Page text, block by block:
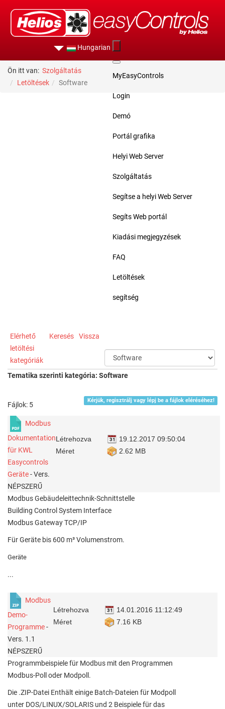
MyEasyControls
Login
Demó
Portál grafika
Helyi Web Server
Szolgáltatás
Segítse a helyi Web Server
Segíts Web portál
Kiadási megjegyzések
FAQ
Letöltések
segítség
Hungarian
Ön itt van: Szolgáltatás
Letöltések
Software
Elérhető
letöltési
kategóriák
Keresés Vissza
Tematika szerinti kategória: Software
Kérjük, regisztrálj vagy lépj be a fájlok eléréséhez!
Fájlok: 5
Modbus
Dokumentation
für KWL
Easycontrols
Geräte- Vers.
NÉPSZERŰ
Létrehozva
Méret
19.12.2017 09:50:04
2.62 MB
Modbus Gebäudeleittechnik-Schnittstelle
Building Control System Interface
Modbus Gateway TCP/IP
Für Geräte bis 600 m³ Volumenstrom.
Geräte
...
Modbus
Demo-
Programme-
Vers. 1.1
NÉPSZERŰ
Létrehozva
Méret
14.01.2016 11:12:49
7.16 KB
Programmbeispiele für Modbus mit den Programmen
Modbus-Poll oder Modpoll.
Die .ZIP-Datei Enthält einige Batch-Dateien für Modpoll
unter DOS/LINUX/SOLARIS und 2 Beispiele für das